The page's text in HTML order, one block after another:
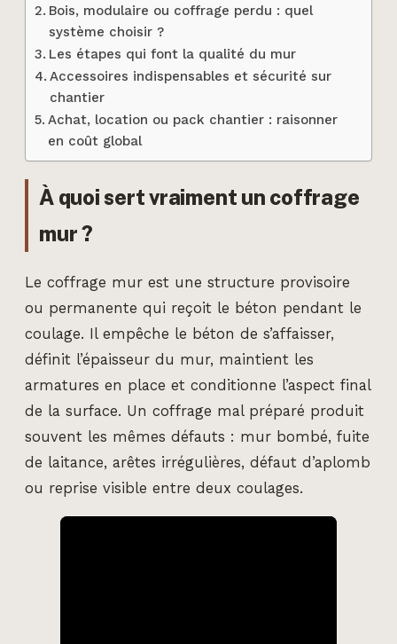
Bois, modulaire ou coffrage perdu : quel
système choisir ?
Les étapes qui font la qualité du mur
Accessoires indispensables et sécurité sur
chantier
Achat, location ou pack chantier : raisonner
en coût global
À quoi sert vraiment un coffrage
mur ?
Le coffrage mur est une structure provisoire
ou permanente qui reçoit le béton pendant le
coulage. Il empêche le béton de s’affaisser,
définit l’épaisseur du mur, maintient les
armatures en place et conditionne l’aspect final
de la surface. Un coffrage mal préparé produit
souvent les mêmes défauts : mur bombé, fuite
de laitance, arêtes irrégulières, défaut d’aplomb
ou reprise visible entre deux coulages.